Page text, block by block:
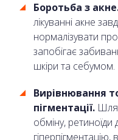
Боротьба з
лікуванні акне
нормалізувати
запобігає
шкіри та себумом.
Вирівнювання
пігментації.
обміну,